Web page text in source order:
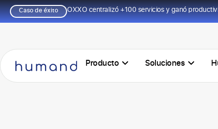
Caso de éxito OXXO centralizó +100 servicios y ganó
Producto Soluciones